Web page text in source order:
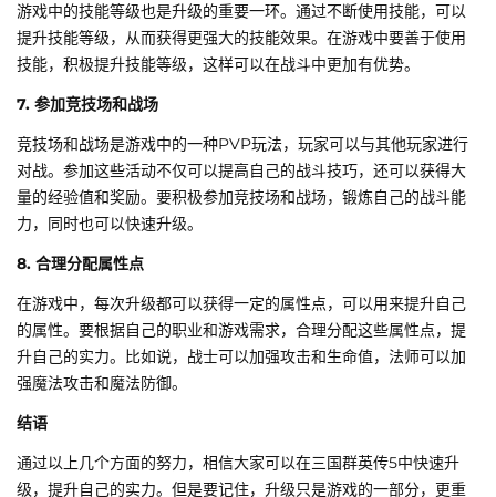
游戏中的技能等级也是升级的重要一环。通过不断使用技能，可以
提升技能等级，从而获得更强大的技能效果。在游戏中要善于使用
技能，积极提升技能等级，这样可以在战斗中更加有优势。
7. 参加竞技场和战场
竞技场和战场是游戏中的一种PVP玩法，玩家可以与其他玩家进行
对战。参加这些活动不仅可以提高自己的战斗技巧，还可以获得大
量的经验值和奖励。要积极参加竞技场和战场，锻炼自己的战斗能
力，同时也可以快速升级。
8. 合理分配属性点
在游戏中，每次升级都可以获得一定的属性点，可以用来提升自己
的属性。要根据自己的职业和游戏需求，合理分配这些属性点，提
升自己的实力。比如说，战士可以加强攻击和生命值，法师可以加
强魔法攻击和魔法防御。
结语
通过以上几个方面的努力，相信大家可以在三国群英传5中快速升
级，提升自己的实力。但是要记住，升级只是游戏的一部分，更重